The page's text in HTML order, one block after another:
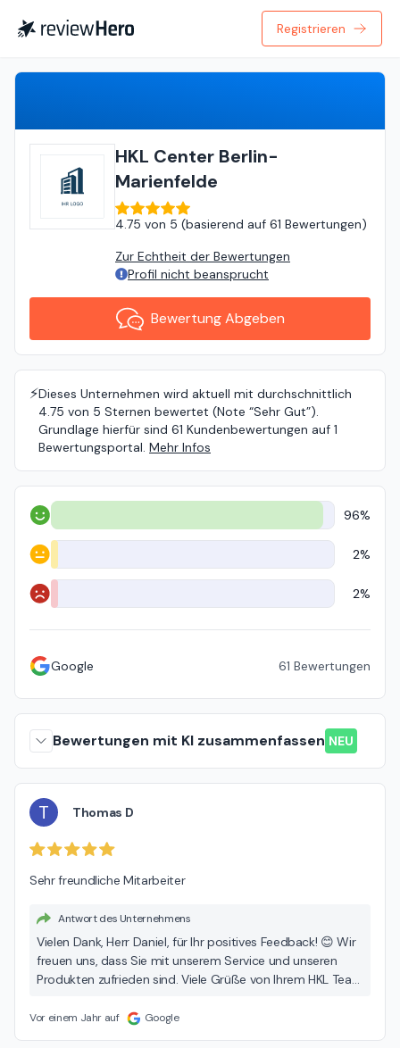
Registrieren
HKL Center Berlin-
Marienfelde
4.75 von 5 (basierend auf 61 Bewertungen)
Zur Echtheit der Bewertungen
Profil nicht beansprucht
Bewertung Abgeben
⚡️Dieses Unternehmen wird aktuell mit durchschnittlich
4.75 von 5 Sternen bewertet (Note “Sehr Gut”).
Grundlage hierfür sind 61 Kundenbewertungen auf 1
Bewertungsportal. Mehr Infos
Positiv 96%
Neutral 2%
Negativ 2%
Google 61 Bewertungen
Bewertungen mit KI zusammenfassen NEU
T Thomas D
Sehr freundliche Mitarbeiter
Antwort des Unternehmens
Vielen Dank, Herr Daniel, für Ihr positives Feedback! 😊 Wir
freuen uns, dass Sie mit unserem Service und unseren
Produkten zufrieden sind. Viele Grüße von Ihrem HKL Team
Vor einem Jahr auf Google